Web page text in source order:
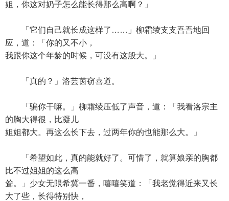
姐，你这对奶子怎么能长得那么高啊？」
「它们自己就长成这样了……」柳霜绫支支吾吾地回
应，道：「你的又不小，
我跟你这个年龄的时候，可没有这般大。」
「真的？」洛芸茵窃喜道。
「骗你干嘛。」柳霜绫压低了声音，道：「我看洛宗主
的胸大得很，比凝儿
姐姐都大。再这么长下去，过两年你的也能那么大。」
「希望如此，真的能就好了。可惜了，就算娘亲的胸都
比不过姐姐的这么高
耸。」少女无限希冀一番，嘻嘻笑道：「我老觉得近来又长
大了些，长得特别快，